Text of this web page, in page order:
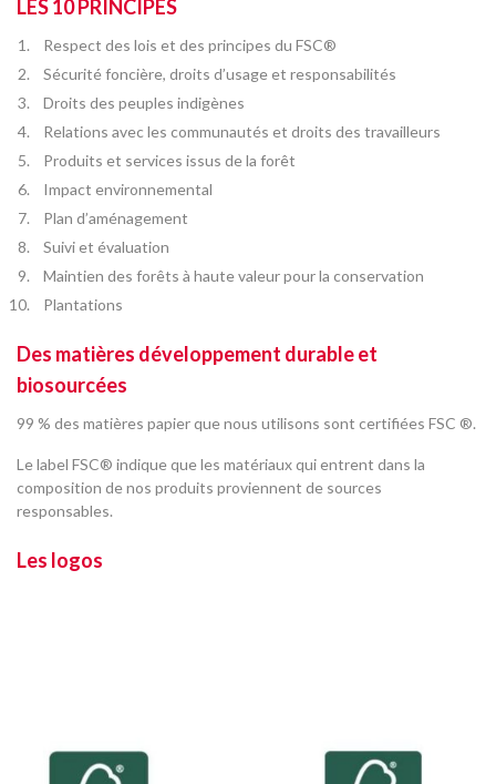
LES 10 PRINCIPES
Respect des lois et des principes du FSC®
Sécurité foncière, droits d’usage et responsabilités
Droits des peuples indigènes
Relations avec les communautés et droits des travailleurs
Produits et services issus de la forêt
Impact environnemental
Plan d’aménagement
Suivi et évaluation
Maintien des forêts à haute valeur pour la conservation
Plantations
Des matières développement durable et
biosourcées
99 % des matières papier que nous utilisons sont certifiées FSC ®.
Le label FSC® indique que les matériaux qui entrent dans la
composition de nos produits proviennent de sources
responsables.
Les logos